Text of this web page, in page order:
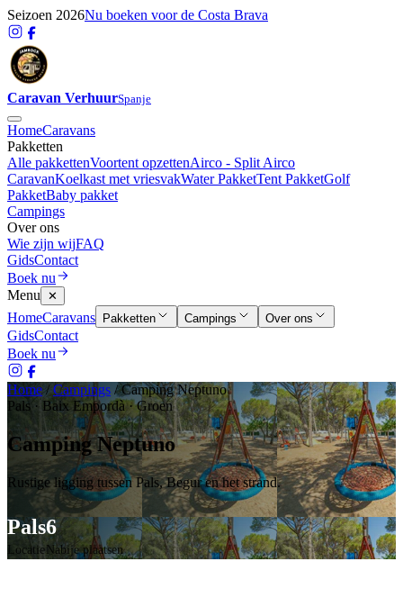
Seizoen 2026Nu boeken voor de Costa Brava
Caravan VerhuurSpanje
HomeCaravans
Pakketten
Alle pakkettenVoortent opzettenAirco - Split Airco
CaravanKoelkast met vriesvakWater PakketTent PakketGolf
PakketBaby pakket
Campings
Over ons
Wie zijn wijFAQ
GidsContact
Boek nu
Menu
✕
HomeCaravans Pakketten Campings Over ons
GidsContact
Boek nu
Home /Campings /Camping Neptuno
Pals · Baix Empordà·Groen
Camping Neptuno
Rustige ligging tussen Pals, Begur en het strand.
Pals
Locatie
6
Nabije plaatsen